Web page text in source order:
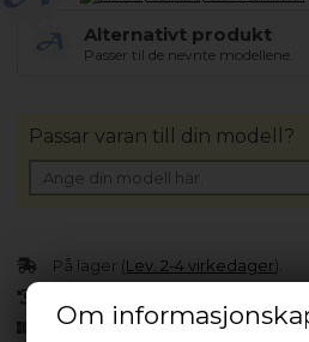
Om
Alternativt produkt
Passer til de nevnte modellene.
På lager (Lev. 2-4 virkedager).
Siden 2013
Passar varan till din modell?